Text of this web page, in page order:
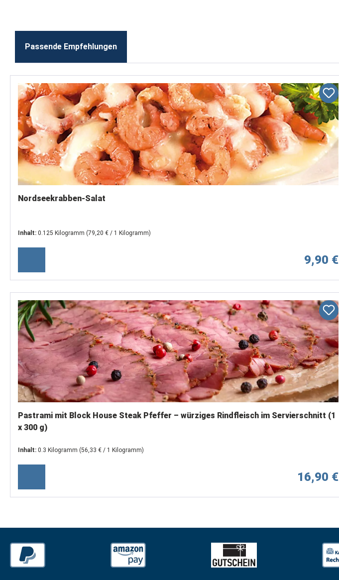
Passende Empfehlungen
Nordseekrabben-Salat
Inhalt: 0.125 Kilogramm (79,20 € / 1 Kilogramm)
9,90 €
Pastrami mit Block House Steak Pfeffer – würziges Rindfleisch im Servierschnitt (1
x 300 g)
Inhalt: 0.3 Kilogramm (56,33 € / 1 Kilogramm)
16,90 €